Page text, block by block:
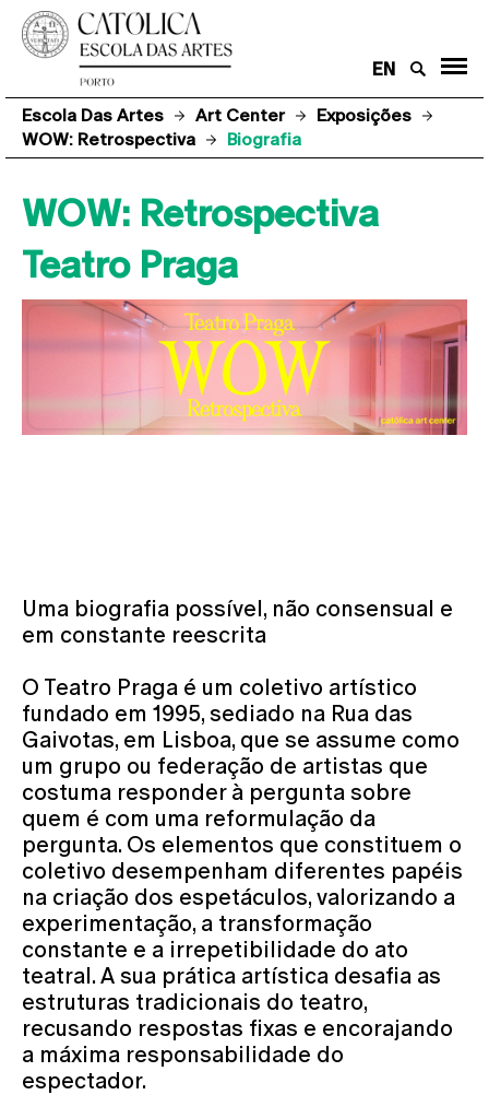
EN
Escola Das Artes Art Center
Exposições
WOW: Retrospectiva
Biografia
WOW: Retrospectiva
Teatro Praga
Uma biografia possível, não consensual e
em constante reescrita
O Teatro Praga é um coletivo artístico
fundado em 1995, sediado na Rua das
Gaivotas, em Lisboa, que se assume como
um grupo ou federação de artistas que
costuma responder à pergunta sobre
quem é com uma reformulação da
pergunta. Os elementos que constituem o
coletivo desempenham diferentes papéis
na criação dos espetáculos, valorizando a
experimentação, a transformação
constante e a irrepetibilidade do ato
teatral. A sua prática artística desafia as
estruturas tradicionais do teatro,
recusando respostas fixas e encorajando
a máxima responsabilidade do
espectador.